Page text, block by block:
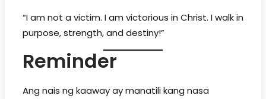
“I am not a victim. I am victorious in Christ. I walk in
purpose, strength, and destiny!”
Reminder
Ang nais ng kaaway ay manatili kang nasa